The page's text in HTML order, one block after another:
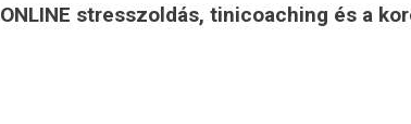
ONLINE stresszoldás, tinicoaching és a